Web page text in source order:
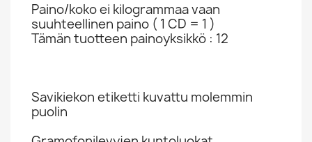
Paino/koko ei kilogrammaa vaan
suuhteellinen paino ( 1 CD = 1 )
Tämän tuotteen painoyksikkö : 12
Savikiekon etiketti kuvattu molemmin
puolin